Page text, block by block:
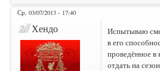
Ср, 03/07/2013 - 17:40
Хендо
Испытываю
в его
проведённое в
отдать на